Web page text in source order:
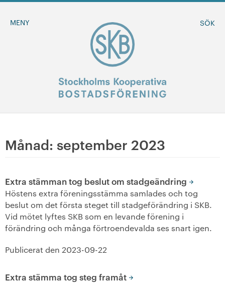
SÖK
MENY
+
Om oss
Sök ledigt
Våra bostäder
Vår boendeform
Månad: september 2023
Extra stämman tog beslut om stadgeändring
Höstens extra föreningsstämma samlades och tog
beslut om det första steget till stadgeförändring i SKB.
Vid mötet lyftes SKB som en levande förening i
förändring och många förtroendevalda ses snart igen.
Publicerat den 2023-09-22
Extra stämma tog steg framåt